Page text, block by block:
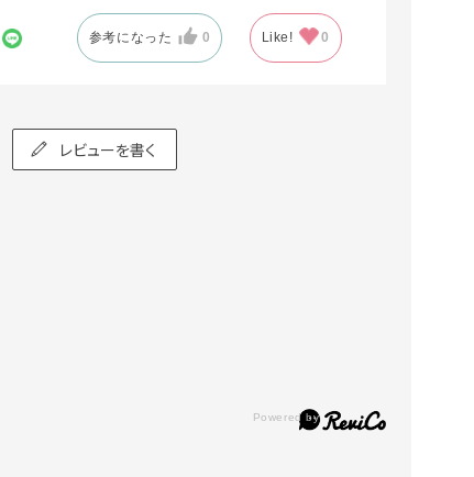
参考になった 0 Like! 0
レビューを書く